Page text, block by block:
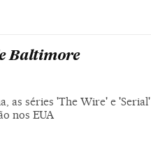
Baltimore
as séries 'The Wire' e 'Serial'
nos EUA